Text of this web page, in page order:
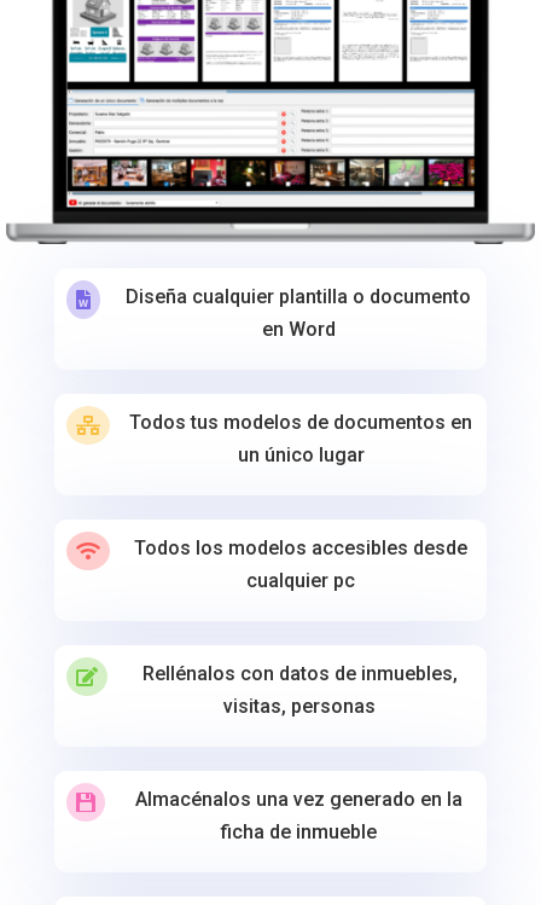

Diseña cualquier plantilla o documento
en Word

Todos tus modelos de documentos en
un único lugar

Todos los modelos accesibles desde
cualquier pc

Rellénalos con datos de inmuebles,
visitas, personas

Almacénalos una vez generado en la
ficha de inmueble